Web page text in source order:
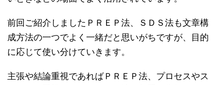
前回ご紹介しましたＰＲＥＰ法、ＳＤＳ法も文章構
成方法の一つでよく一緒だと思いがちですが、目的
に応じて使い分けていきます。
主張や結論重視であればＰＲＥＰ法、プロセスやス